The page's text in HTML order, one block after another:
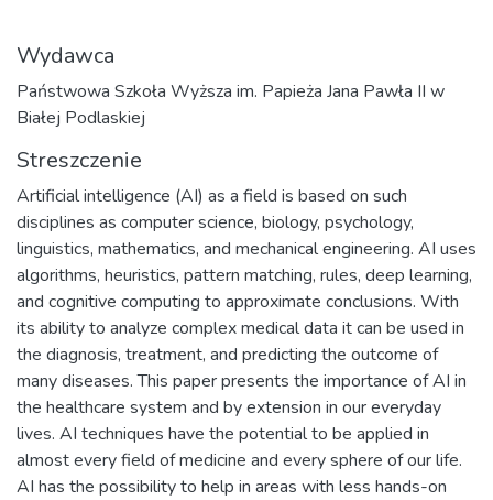
Wydawca
Państwowa Szkoła Wyższa im. Papieża Jana Pawła II w
Białej Podlaskiej
Streszczenie
Artificial intelligence (AI) as a field is based on such
disciplines as computer science, biology, psychology,
linguistics, mathematics, and mechanical engineering. AI uses
algorithms, heuristics, pattern matching, rules, deep learning,
and cognitive computing to approximate conclusions. With
its ability to analyze complex medical data it can be used in
the diagnosis, treatment, and predicting the outcome of
many diseases. This paper presents the importance of AI in
the healthcare system and by extension in our everyday
lives. AI techniques have the potential to be applied in
almost every field of medicine and every sphere of our life.
AI has the possibility to help in areas with less hands-on